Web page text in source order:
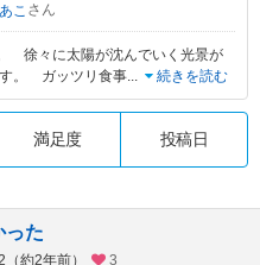
あこ さん
徐々に太陽が沈んでいく光景が
す。 ガッツリ食事... 続きを読む
満足度 投稿日
った
約2年前）
3